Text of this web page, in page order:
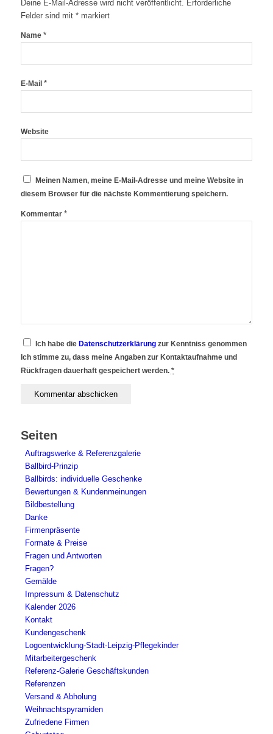
Deine E-Mail-Adresse wird nicht veröffentlicht. Erforderliche
Felder sind mit *markiert
Name *
E-Mail *
Website
Meinen Namen, meine E-Mail-Adresse und meine Website in
diesem Browser für die nächste Kommentierung speichern.
Kommentar *
Ich habe die Datenschutzerklärungzur Kenntniss genommen
Ich stimme zu, dass meine Angaben zur Kontaktaufnahme und
Rückfragen dauerhaft gespeichert werden. *
Seiten
Auftragswerke & Referenzgalerie
Ballbird-Prinzip
Ballbirds: individuelle Geschenke
Bewertungen & Kundenmeinungen
Bildbestellung
Danke
Firmenpräsente
Formate & Preise
Fragen und Antworten
Fragen?
Gemälde
Impressum & Datenschutz
Kalender 2026
Kontakt
Kundengeschenk
Logoentwicklung-Stadt-Leipzig-Pflegekinder
Mitarbeitergeschenk
Referenz-Galerie Geschäftskunden
Referenzen
Versand & Abholung
Weihnachtspyramiden
Zufriedene Firmen